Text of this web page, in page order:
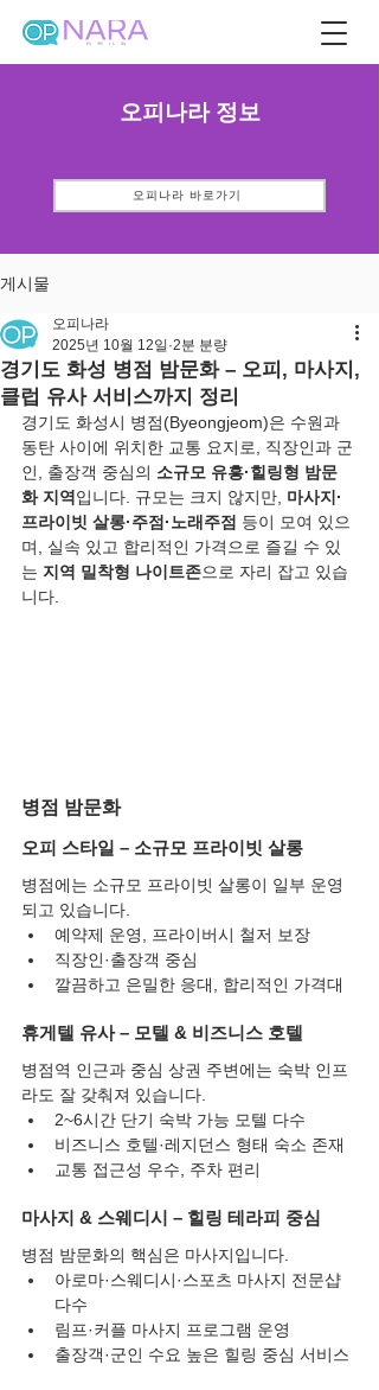
오피나라 정보
오피나라 바로가기
게시물
경기도 화성 병점 밤문화 – 오피, 마사지,
클럽 유사 서비스까지 정리
오피나라
2025년 10월 12일 2분 분량
경기도 화성시 병점(Byeongjeom)은 수원과
동탄 사이에 위치한 교통 요지로, 직장인과 군
인, 출장객 중심의 소규모 유흥·힐링형 밤문
화 지역 입니다. 규모는 크지 않지만, 마사지·
프라이빗 살롱·주점·노래주점 등이 모여 있으
며, 실속 있고 합리적인 가격으로 즐길 수 있
는 지역 밀착형 나이트존으로 자리 잡고 있습
니다.
병점 밤문화
오피 스타일 – 소규모 프라이빗 살롱
병점에는 소규모 프라이빗 살롱이 일부 운영
되고 있습니다.
예약제 운영, 프라이버시 철저 보장
직장인·출장객 중심
깔끔하고 은밀한 응대, 합리적인 가격대
휴게텔 유사 – 모텔 & 비즈니스 호텔
병점역 인근과 중심 상권 주변에는 숙박 인프
라도 잘 갖춰져 있습니다.
2~6시간 단기 숙박 가능 모텔 다수
비즈니스 호텔·레지던스 형태 숙소 존재
교통 접근성 우수, 주차 편리
마사지 & 스웨디시 – 힐링 테라피 중심
병점 밤문화의 핵심은 마사지입니다.
아로마·스웨디시·스포츠 마사지 전문샵
다수
림프·커플 마사지 프로그램 운영
출장객·군인 수요 높은 힐링 중심 서비스